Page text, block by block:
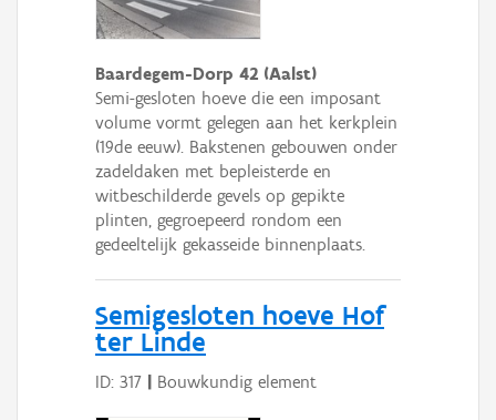
Baardegem-Dorp 42 (Aalst)
Semi-gesloten hoeve die een imposant
volume vormt gelegen aan het kerkplein
(19de eeuw). Bakstenen gebouwen onder
zadeldaken met bepleisterde en
witbeschilderde gevels op gepikte
plinten, gegroepeerd rondom een
gedeeltelijk gekasseide binnenplaats.
Semigesloten hoeve Hof
ter Linde
ID: 317 | Bouwkundig element